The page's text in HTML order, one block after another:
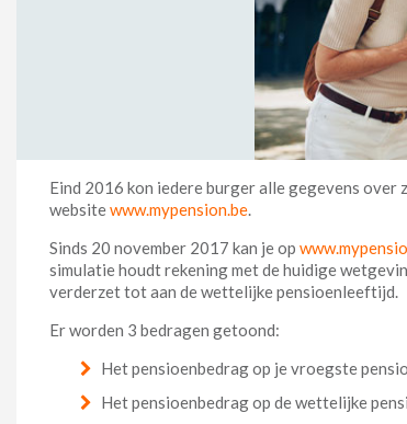
Eind 2016 kon iedere burger alle gegevens
websitewww.mypension.be.
Sinds 20 november 2017 kan je op
simulatie houdt rekening met de huidige
verderzet tot aan de wettelijke pensioenleeftijd.
Er worden 3 bedragen getoond:
Het pensioenbedrag op je vroegste
Het pensioenbedrag op de wettelijke